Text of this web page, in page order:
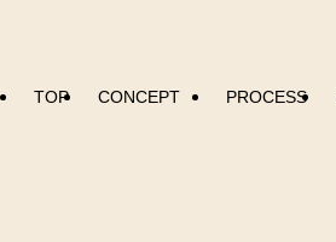
TOP CONCEPT PROCESS